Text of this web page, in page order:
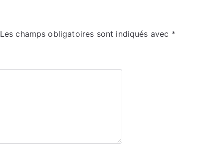
Les champs obligatoires sont indiqués avec *